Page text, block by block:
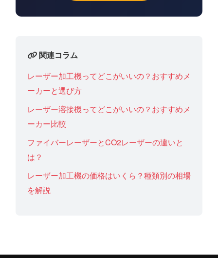
関連コラム
レーザー加工機ってどこがいいの？おすすめメ
ーカーと選び方
レーザー溶接機ってどこがいいの？おすすめメ
ーカー比較
ファイバーレーザーとCO2レーザーの違いと
は？
レーザー加工機の価格はいくら？種類別の相場
を解説